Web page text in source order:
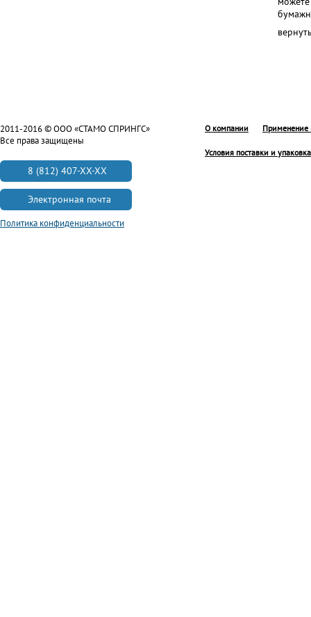
О компании Применение
Условия поставки и упаковка
2011-2016 © ООО «СТАМО СПРИНГС»
Все права защищены
8 (812) 407-XX-XX
Электронная почта
Политика конфиденциальности